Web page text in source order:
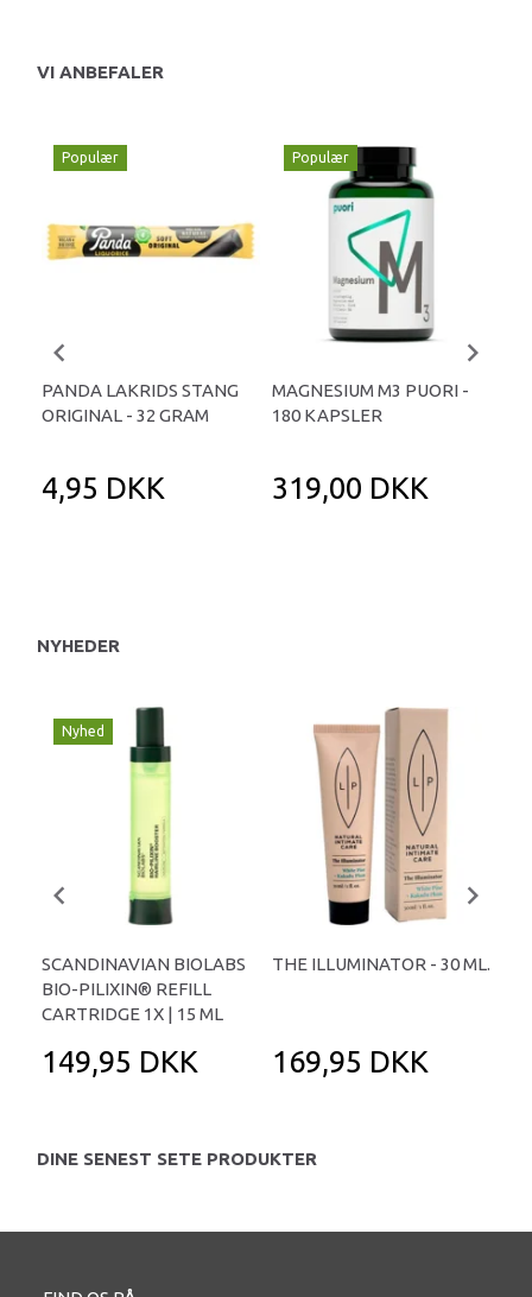
VI ANBEFALER
Populær
PANDA LAKRIDS STANG
ORIGINAL - 32 GRAM
4,95 DKK
Populær
MAGNESIUM M3 PUORI -
180 KAPSLER
319,00 DKK
NYHEDER
Nyhed
SCANDINAVIAN BIOLABS
BIO-PILIXIN® REFILL
CARTRIDGE 1X | 15 ML
149,95 DKK
THE ILLUMINATOR - 30 ML.
169,95 DKK
DINE SENEST SETE PRODUKTER